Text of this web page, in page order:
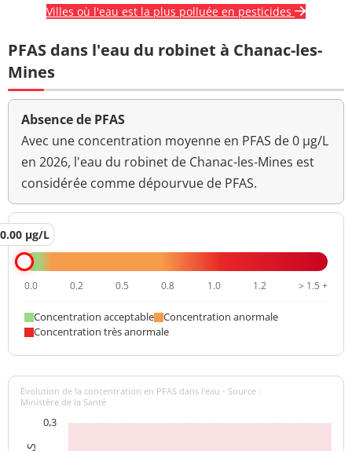
Villes où l'eau est la plus polluée en pesticides
PFAS dans l'eau du robinet à Chanac-les-
Mines
Absence de PFAS
Avec une concentration moyenne en PFAS de 0 µg/L
en 2026, l'eau du robinet de Chanac-les-Mines est
considérée comme dépourvue de PFAS.
0.00 µg/L
0.0 0.2 0.5 0.8 1.0 1.2 > 1.5 +
Concentration acceptable
Concentration anormale
Concentration très anormale
Evolution de la concentration en PFAS dans l'eau - Source :
Ministère de la Santé
0,3